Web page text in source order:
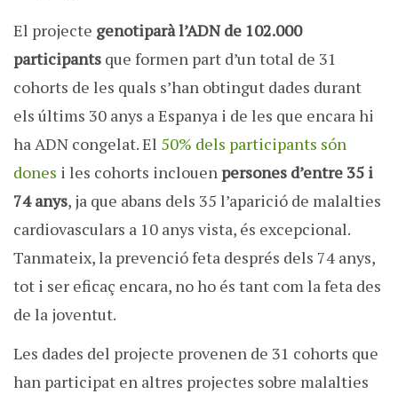
El projecte genotiparà l’ADN de 102.000
participants que formen part d’un total de 31
cohorts de les quals s’han obtingut dades durant
els últims 30 anys a Espanya i de les que encara hi
ha ADN congelat. El 50% dels participants són
dones i les cohorts inclouenpersones d’entre 35 i
74 anys, ja que abans dels 35 l’aparició de malalties
cardiovasculars a 10 anys vista, és excepcional.
Tanmateix, la prevenció feta després dels 74 anys,
tot i ser eficaç encara, no ho és tant com la feta des
de la joventut.
Les dades del projecte provenen de 31 cohorts que
han participat en altres projectes sobre malalties